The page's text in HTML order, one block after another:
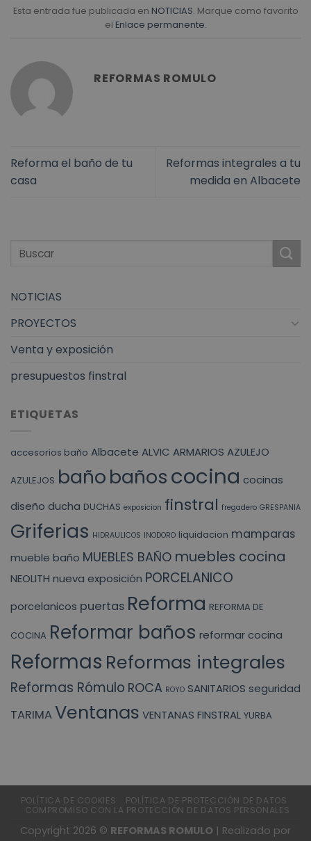
Esta entrada fue publicada en NOTICIAS. Marque como favorito
el Enlace permanente.
REFORMAS ROMULO
Reforma el baño de tu
casa
Reformas integrales a tu
medida en Albacete
NOTICIAS
PROYECTOS
Venta y exposición
presupuestos finstral
ETIQUETAS
accesorios baño Albacete ALVIC ARMARIOS AZULEJO
AZULEJOS bañobañoscocina cocinas
diseño ducha DUCHAS exposicion finstral fregadero GRESPANIA
Griferias HIDRAULICOS INODORO liquidacion mamparas
mueble baño MUEBLES BAÑO muebles cocina
NEOLITH nueva exposición PORCELANICO
porcelanicos puertas Reforma REFORMA DE
COCINA Reformar baños reformar cocina
Reformas Reformas integrales
Reformas Rómulo ROCA ROYO SANITARIOS seguridad
TARIMAVentanas VENTANAS FINSTRAL YURBA
POLÍTICA DE COOKIES
POLÍTICA DE PROTECCIÓN DE DATOS
COMPROMISO CON LA PROTECCIÓN DE DATOS PERSONALES
Copyright 2026 © REFORMAS ROMULO | Realizado por